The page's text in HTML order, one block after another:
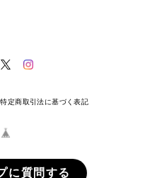
特定商取引法に基づく表記
に質問する